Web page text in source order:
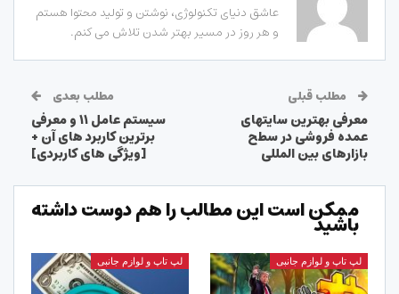
عاشق دنیای تکنولوژی، نوشتن و تولید محتوا هستم
و هر روز در مسیر بهتر شدن تلاش می کنم.
مطلب قبلی
معرفی بهترین سایتهای
عمده فروشی در سطح
بازارهای بین المللی
مطلب بعدی
سیستم عامل ۱۱ و معرفی
برترین کاربرد های آن +
[ویژگی های کاربردی]
ممکن است این مطالب را هم دوست داشته
باشید
لپ تاپ و لوازم جانبی لپ تاپ و لوازم جانبی